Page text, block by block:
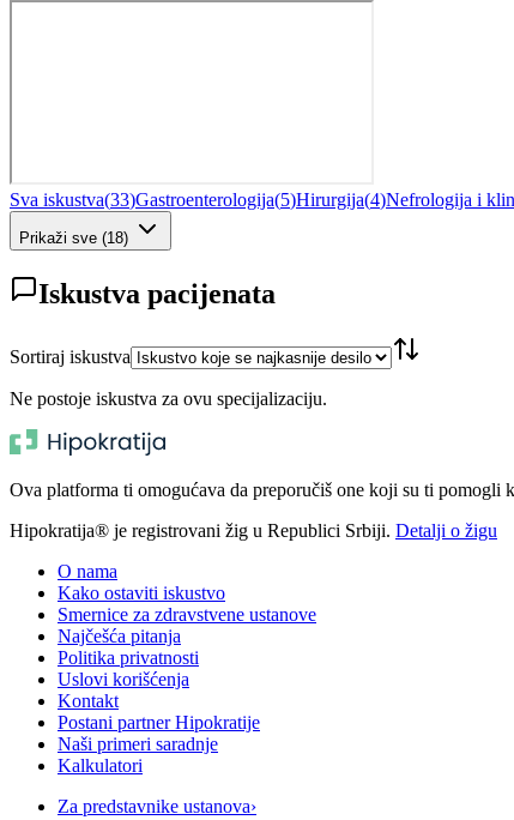
Sva iskustva(33)Gastroenterologija(5)Hirurgija(4)Nefrologija i
Prikaži sve (18)
Iskustva pacijenata
Sortiraj iskustva
Ne postoje iskustva za ovu specijalizaciju.
Ova platforma ti omogućava da preporučiš one koji su ti
Hipokratija® je registrovani žig u Republici Srbiji. Detalji o žigu
O nama
Kako ostaviti iskustvo
Smernice za zdravstvene ustanove
Najčešća pitanja
Politika privatnosti
Uslovi korišćenja
Kontakt
Postani partner Hipokratije
Naši primeri saradnje
Kalkulatori
Za predstavnike ustanova›